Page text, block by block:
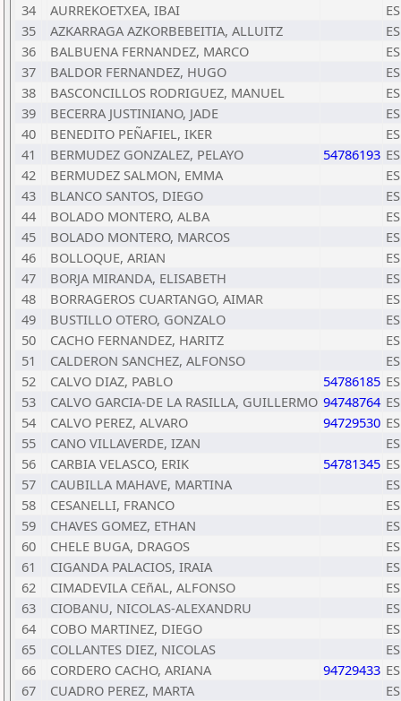
34
AURREKOETXEA, IBAI
35
AZKARRAGA AZKORBEBEITIA, ALLUITZ
36
BALBUENA FERNANDEZ, MARCO
37
BALDOR FERNANDEZ, HUGO
38
BASCONCILLOS RODRIGUEZ, MANUEL
39
BECERRA JUSTINIANO, JADE
40
BENEDITO PEÑAFIEL, IKER
41
BERMUDEZ GONZALEZ, PELAYO 54786193
42
BERMUDEZ SALMON, EMMA
43
BLANCO SANTOS, DIEGO
44
BOLADO MONTERO, ALBA
45
BOLADO MONTERO, MARCOS
46
BOLLOQUE, ARIAN
47
BORJA MIRANDA, ELISABETH
48
BORRAGEROS CUARTANGO, AIMAR
49
BUSTILLO OTERO, GONZALO
50
CACHO FERNANDEZ, HARITZ
51
CALDERON SANCHEZ, ALFONSO
52
CALVO DIAZ, PABLO 54786185
53
CALVO GARCIA-DE LA RASILLA, GUILLERMO 94748764
54
CALVO PEREZ, ALVARO 94729530
55
CANO VILLAVERDE, IZAN
56
CARBIA VELASCO, ERIK 54781345
57
CAUBILLA MAHAVE, MARTINA
58
CESANELLI, FRANCO
59
CHAVES GOMEZ, ETHAN
60
CHELE BUGA, DRAGOS
61
CIGANDA PALACIOS, IRAIA
62
CIMADEVILA CEñAL, ALFONSO
63
CIOBANU, NICOLAS-ALEXANDRU
64
COBO MARTINEZ, DIEGO
65
COLLANTES DIEZ, NICOLAS
66
CORDERO CACHO, ARIANA 94729433
67
CUADRO PEREZ, MARTA